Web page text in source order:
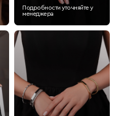
Подробности уточняйте у
менеджера